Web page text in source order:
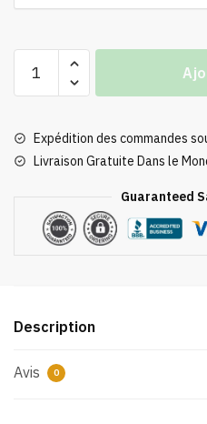
Studio
Ghibli
Expédition des commandes
Livraison Gratuite Dans le
Guaranteed
Description
Avis 0